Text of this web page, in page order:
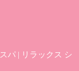
パ | リラックス シ